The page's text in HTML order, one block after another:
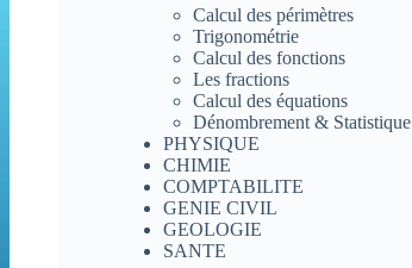
Calcul des périmètres
Trigonométrie
Calcul des fonctions
Les fractions
Calcul des équations
Dénombrement & Statistique
PHYSIQUE
CHIMIE
COMPTABILITE
GENIE CIVIL
GEOLOGIE
SANTE